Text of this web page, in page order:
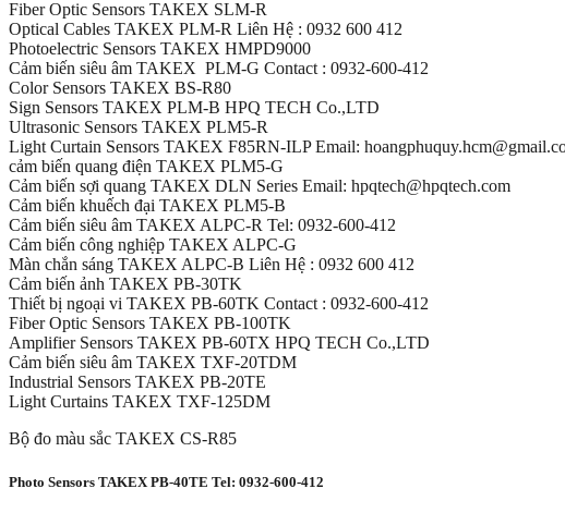
Fiber Optic Sensors TAKEX SLM-R
Optical Cables TAKEX PLM-R Liên Hệ : 0932 600 412
Photoelectric Sensors TAKEX HMPD9000
Cảm biến siêu âm TAKEX PLM-G Contact : 0932-600-412
Color Sensors TAKEX BS-R80
Sign Sensors TAKEX PLM-B HPQ TECH Co.,LTD
Ultrasonic Sensors TAKEX PLM5-R
Light Curtain Sensors TAKEX F85RN-ILP Email:
cảm biến quang điện TAKEX PLM5-G
Cảm biến sợi quang TAKEX DLN Series Email: hpqtech@hpqtech.com
Cảm biến khuếch đại TAKEX PLM5-B
Cảm biến siêu âm TAKEX ALPC-R Tel: 0932-600-412
Cảm biến công nghiệp TAKEX ALPC-G
Màn chắn sáng TAKEX ALPC-B Liên Hệ : 0932 600 412
Cảm biến ảnh TAKEX PB-30TK
Thiết bị ngoại vi TAKEX PB-60TK Contact : 0932-600-412
Fiber Optic Sensors TAKEX PB-100TK
Amplifier Sensors TAKEX PB-60TX HPQ TECH Co.,LTD
Cảm biến siêu âm TAKEX TXF-20TDM
Industrial Sensors TAKEX PB-20TE
Light Curtains TAKEX TXF-125DM
Bộ đo màu sắc TAKEX CS-R85
Photo Sensors TAKEX PB-40TE Tel: 0932-600-412